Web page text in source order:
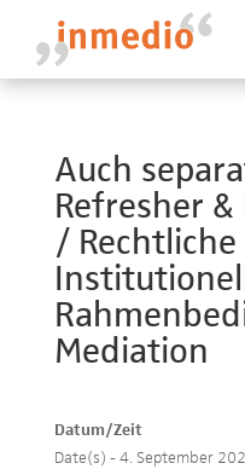
Auch
Refresher
/
Mediation
Datum/Zeit
Date(s) - 4. September